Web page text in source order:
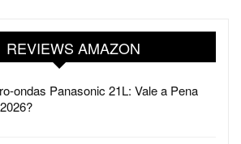
REVIEWS AMAZON
ondas Panasonic 21L: Vale a Pena